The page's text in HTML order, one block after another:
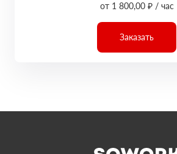
от 1 800,00 ₽ / час
Заказать